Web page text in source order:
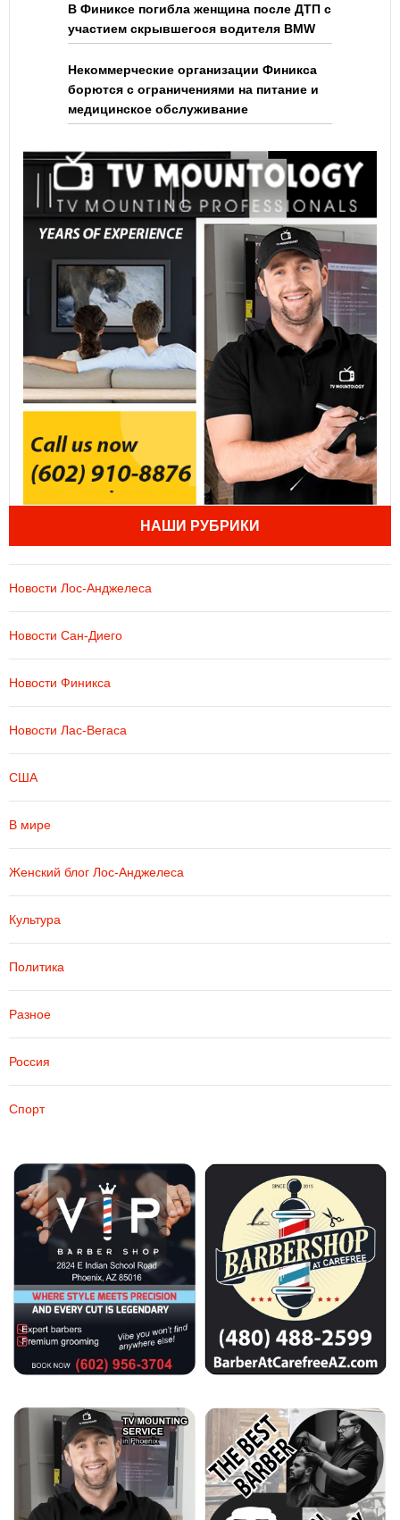
В Финиксе погибла женщина после ДТП с
участием скрывшегося водителя BMW
Некоммерческие организации Финикса
борются с ограничениями на питание и
медицинское обслуживание
НАШИ РУБРИКИ
Новости Лос-Анджелеса
Новости Сан-Диего
Новости Финикса
Новости Лас-Вегаса
США
В мире
Женский блог Лос-Анджелеса
Культура
Политика
Разное
Россия
Спорт